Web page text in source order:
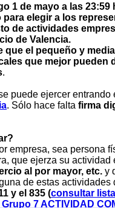
1 de mayo a las 23:59
elegir a los
de actividades
de Valencia.
que el pequeño y
que mejor pueden
.
puede ejercer entrando
. Sólo hace falta firma
empresa, sea persona
que ejerza su actividad
al por mayor, etc. y
de estas actividades
y el 835 (consultar
7 ACTIVIDAD